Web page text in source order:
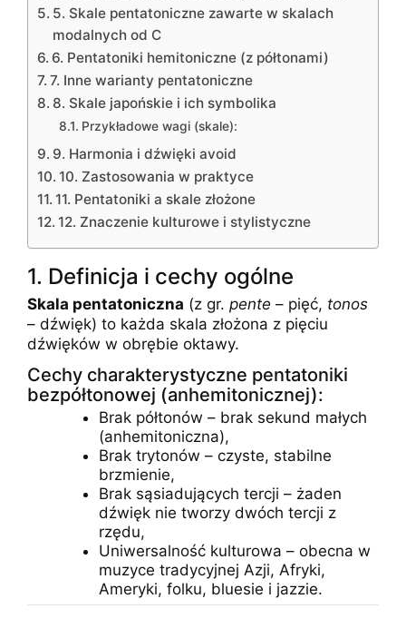
5. Skale pentatoniczne zawarte w skalach
modalnych od C
6. Pentatoniki hemitoniczne (z półtonami)
7. Inne warianty pentatoniczne
8. Skale japońskie i ich symbolika
Przykładowe wagi (skale):
9. Harmonia i dźwięki avoid
10. Zastosowania w praktyce
11. Pentatoniki a skale złożone
12. Znaczenie kulturowe i stylistyczne
1. Definicja i cechy ogólne
Skala pentatoniczna (z gr. pente – pięć, tonos
– dźwięk) to każda skala złożona z pięciu
dźwięków w obrębie oktawy.
Cechy charakterystyczne pentatoniki
bezpółtonowej (anhemitonicznej):
Brak półtonów – brak sekund małych
(anhemitoniczna),
Brak trytonów – czyste, stabilne
brzmienie,
Brak sąsiadujących tercji – żaden
dźwięk nie tworzy dwóch tercji z
rzędu,
Uniwersalność kulturowa – obecna w
muzyce tradycyjnej Azji, Afryki,
Ameryki, folku, bluesie i jazzie.